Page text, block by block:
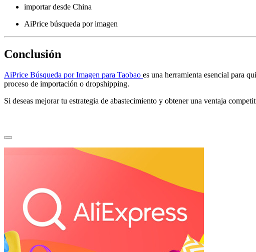
importar desde China
AiPrice búsqueda por imagen
Conclusión
AiPrice Búsqueda por Imagen para Taobao es una herramienta esencial para
proceso de importación o dropshipping.
Si deseas mejorar tu estrategia de abastecimiento y obtener una ventaja